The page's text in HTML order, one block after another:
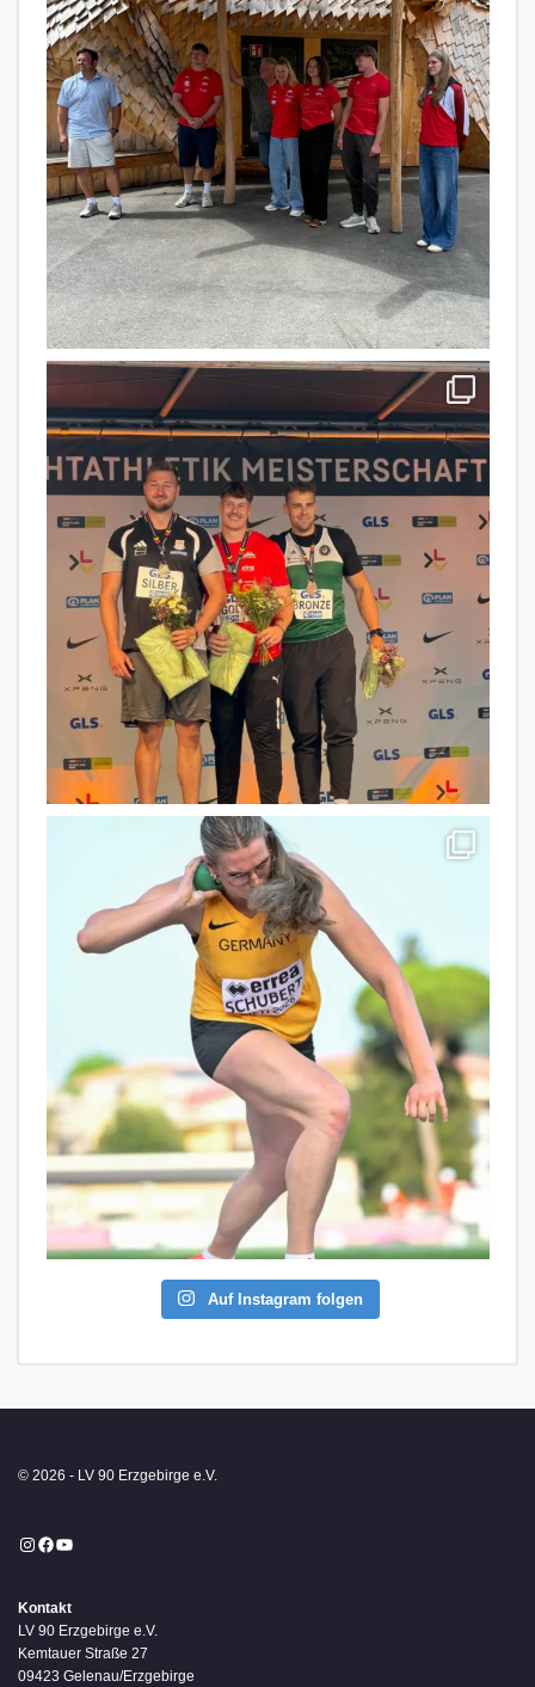
Auf Instagram folgen
© 2026 - LV 90 Erzgebirge e.V.
Instagram
Facebook
YouTube
Kontakt
LV 90 Erzgebirge e.V.
Kemtauer Straße 27
09423 Gelenau/Erzgebirge